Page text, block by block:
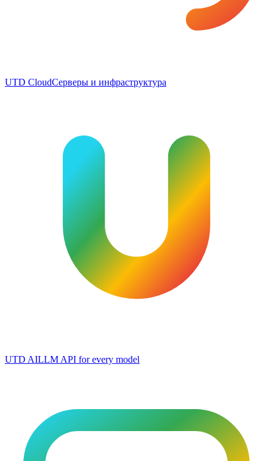
UTD CloudСерверы и инфраструктура
UTD AILLM API for every model